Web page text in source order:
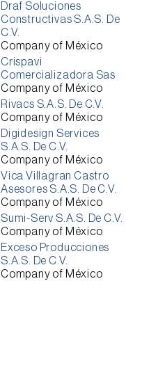
Draf Soluciones
Constructivas S.A.S. De
C.V.
Company of México
Crispavi
Comercializadora Sas
Company of México
Rivacs S.A.S. De C.V.
Company of México
Digidesign Services
S.A.S. De C.V.
Company of México
Vica Villagran Castro
Asesores S.A.S. De C.V.
Company of México
Sumi-Serv S.A.S. De C.V.
Company of México
Exceso Producciones
S.A.S. De C.V.
Company of México